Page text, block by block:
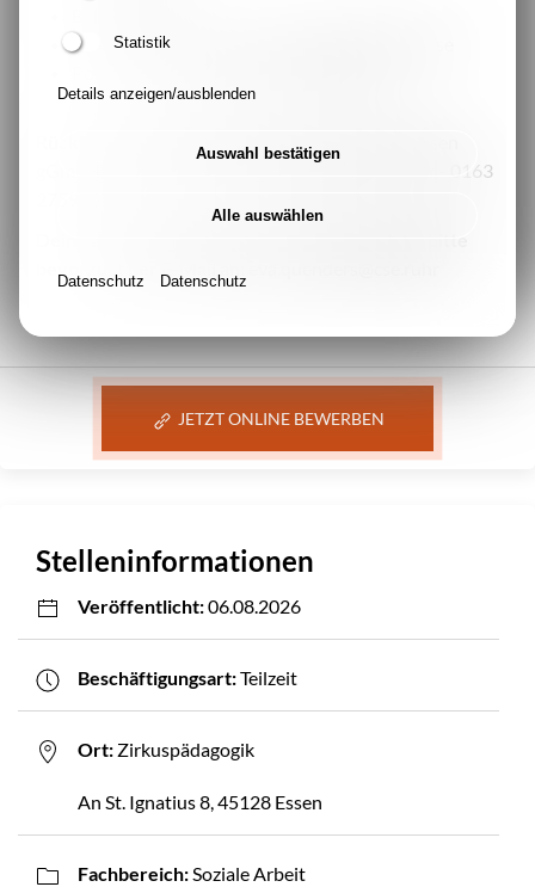
Zeitliche Flexibilität in der Präsentationsphase
Rückfragen richtest du bitte an: Caritas-SkF-Essen
gGmbH - Eva Quenders - eva.quenders@cse.ruhr - 0163
JETZT ONLINE BEWERBEN
Stelleninformationen
Veröffentlicht:06.08.2026
Beschäftigungsart:Teilzeit
Ort: Zirkuspädagogik
An St. Ignatius 8, 45128 Essen
Fachbereich:Soziale Arbeit
Statistik
Details anzeigen/ausblenden
Auswahl bestätigen
Alle auswählen
Datenschutz Datenschutz